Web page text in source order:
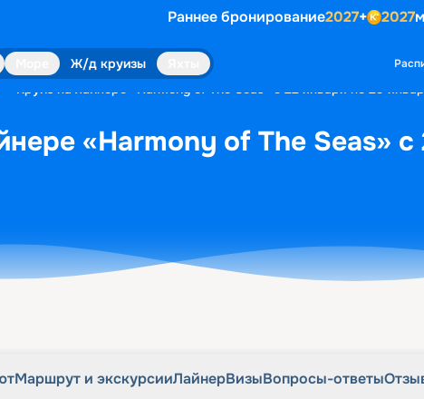
Раннее бронирование2027+ 2027
Ж/д круизы
Круиз на лайнере «Harmony of The Seas» с 22 января по 29
«Harmony of The Seas»
Маршрут и экскурсииЛайнерВизыВопросы-ответы